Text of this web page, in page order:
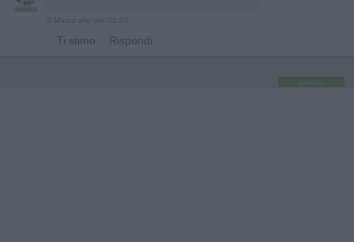
9 Marzo alle ore 01:05
· Ti stimo · Rispondi
pubblicità